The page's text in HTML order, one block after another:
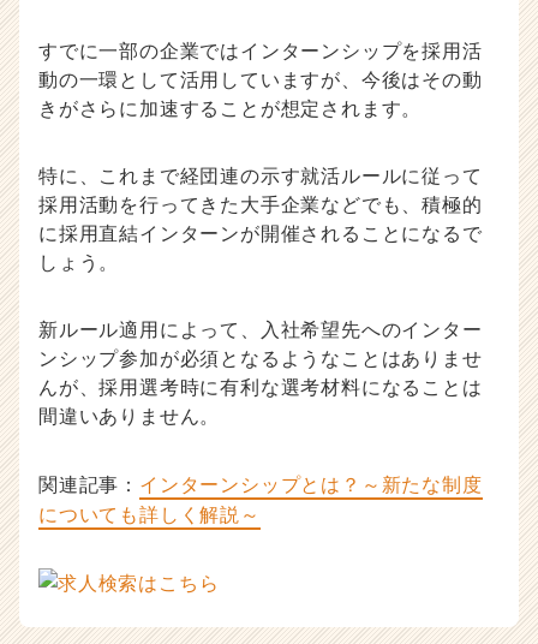
すでに一部の企業ではインターンシップを採用活
動の一環として活用していますが、今後はその動
きがさらに加速することが想定されます。
特に、これまで経団連の示す就活ルールに従って
採用活動を行ってきた大手企業などでも、積極的
に採用直結インターンが開催されることになるで
しょう。
新ルール適用によって、入社希望先へのインター
ンシップ参加が必須となるようなことはありませ
んが、採用選考時に有利な選考材料になることは
間違いありません。
関連記事： インターンシップとは？～新たな制度
についても詳しく解説～